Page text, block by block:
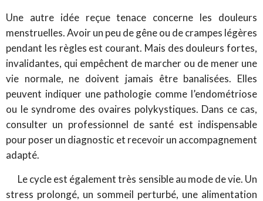
Une autre idée reçue tenace concerne les douleurs
menstruelles. Avoir un peu de gêne ou de crampes légères
pendant les règles est courant. Mais des douleurs fortes,
invalidantes, qui empêchent de marcher ou de mener une
vie normale, ne doivent jamais être banalisées. Elles
peuvent indiquer une pathologie comme l’endométriose
ou le syndrome des ovaires polykystiques. Dans ce cas,
consulter un professionnel de santé est indispensable
pour poser un diagnostic et recevoir un accompagnement
adapté.
Le cycle est également très sensible au mode de vie. Un
stress prolongé, un sommeil perturbé, une alimentation